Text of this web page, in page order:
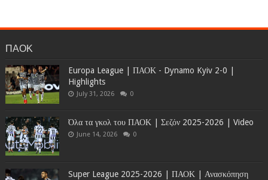
ΠΑΟΚ
Europa League | ΠΑΟΚ - Dynamo Kyiv 2-0 |
Highlights
July 31, 2026 0
Όλα τα γκολ του ΠΑΟΚ | Σεζόν 2025-2026 | Video
June 14, 2026 0
Super League 2025-2026 | ΠΑΟΚ | Ανασκόπηση